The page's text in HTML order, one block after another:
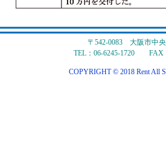
〒542-0083 大阪市中
TEL：06-6245-1720 FAX
COPYRIGHT © 2018 Rent All